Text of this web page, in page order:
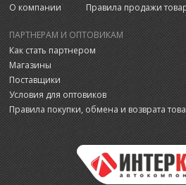
О компании
Правила продажи
ПАРТНЕРАМ И ОПТОВИКАМ
Как стать партнером
Магазины
Поставщики
Условия для оптовиков
Правила покупки, обмена и возврата